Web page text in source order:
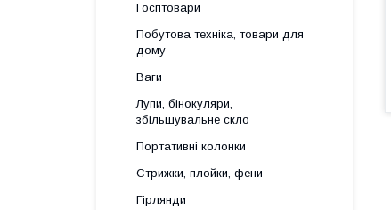
Госптовари
Побутова техніка, товари для
дому
Ваги
Лупи, бінокуляри,
збільшувальне скло
Портативні колонки
Стрижки, плойки, фени
Гірлянди